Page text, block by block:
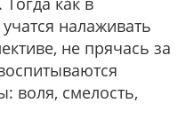
налаживать
не прячась за
воля, смелость,